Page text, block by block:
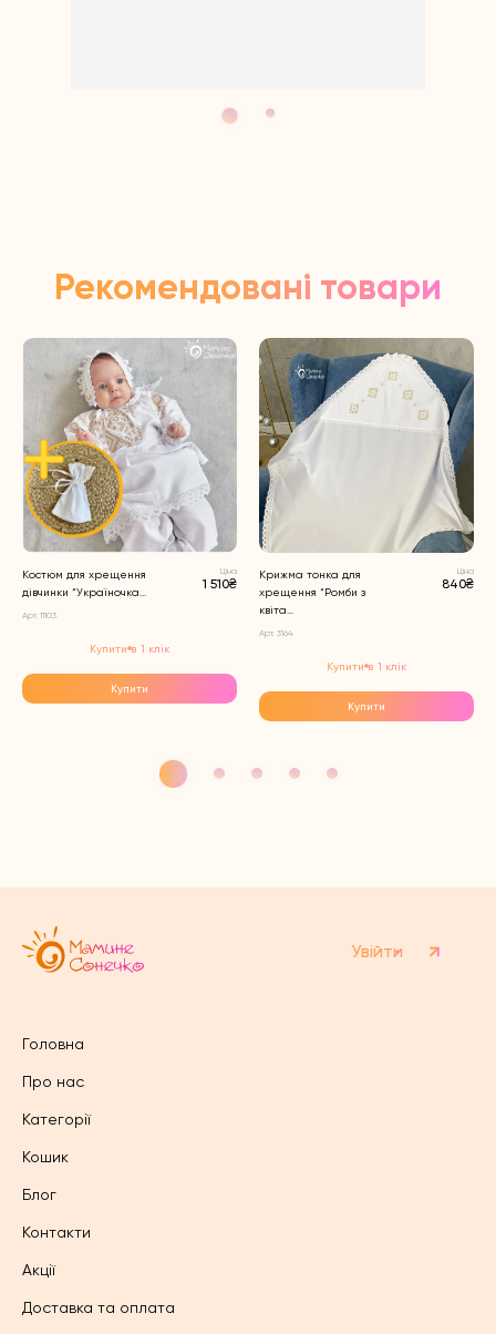
Рекомендовані товари
Костюм для хрещення
дівчинки “Україночка...
Арт. 11103
Ціна
1 510₴
Купити в 1 клік
Купити
товару
Крижма тонка для
хрещення “Ромби з
квіта...
Арт. 3164
Ціна
840₴
Купити в 1 клік
Купити
має
Увійти
Головна
Про нас
Категорії
Кошик
Блог
Контакти
Акції
Доставка та оплата